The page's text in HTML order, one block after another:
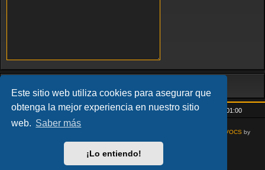
Este sitio web utiliza cookies para asegurar que
obtenga la mejor experiencia en nuestro sitio
web. Saber más
¡Lo entiendo!
Inicio Índice general Todos los horarios son UTC+01:00
VOCSby
Goliardo
Desarrollado porphpBB® Forum Software © phpBB Limited
phpBB España